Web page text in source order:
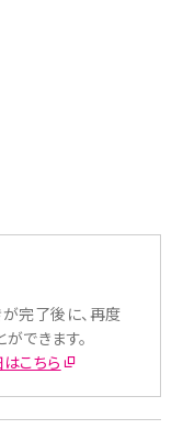
完了後に、再度
できます。
こちら